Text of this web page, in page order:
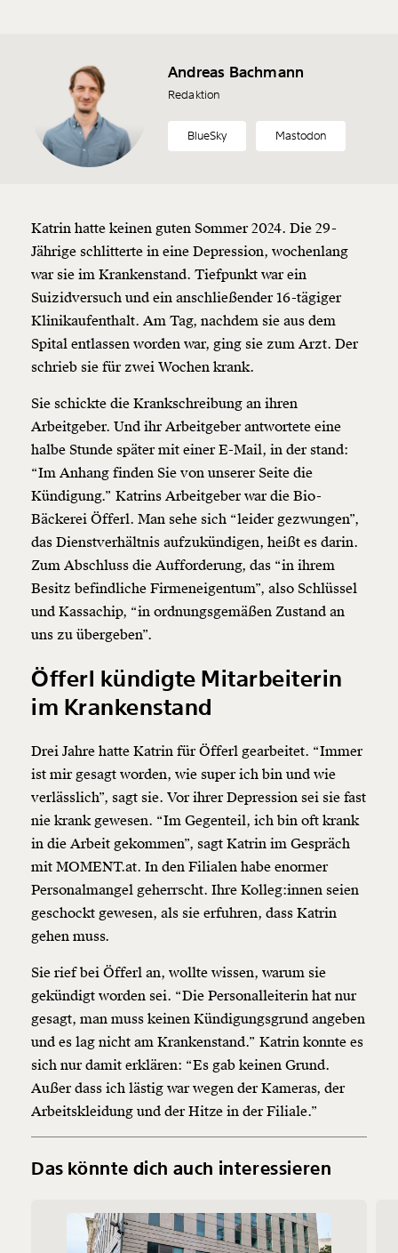
Andreas Bachmann
Redaktion
BlueSky Mastodon
Katrin hatte keinen guten Sommer 2024. Die 29-
Jährige schlitterte in eine Depression, wochenlang
war sie im Krankenstand. Tiefpunkt war ein
Suizidversuch und ein anschließender 16-tägiger
Klinikaufenthalt. Am Tag, nachdem sie aus dem
Spital entlassen worden war, ging sie zum Arzt. Der
schrieb sie für zwei Wochen krank.
Sie schickte die Krankschreibung an ihren
Arbeitgeber. Und ihr Arbeitgeber antwortete eine
halbe Stunde später mit einer E-Mail, in der stand:
“Im Anhang finden Sie von unserer Seite die
Kündigung.” Katrins Arbeitgeber war die Bio-
Bäckerei Öfferl. Man sehe sich “leider gezwungen”,
das Dienstverhältnis aufzukündigen, heißt es darin.
Zum Abschluss die Aufforderung, das “in ihrem
Besitz befindliche Firmeneigentum”, also Schlüssel
und Kassachip, “in ordnungsgemäßen Zustand an
uns zu übergeben”.
Öfferl kündigte Mitarbeiterin
im Krankenstand
Drei Jahre hatte Katrin für Öfferl gearbeitet. “Immer
ist mir gesagt worden, wie super ich bin und wie
verlässlich”, sagt sie. Vor ihrer Depression sei sie fast
nie krank gewesen. “Im Gegenteil, ich bin oft krank
in die Arbeit gekommen”, sagt Katrin im Gespräch
mit MOMENT.at. In den Filialen habe enormer
Personalmangel geherrscht. Ihre Kolleg:innen seien
geschockt gewesen, als sie erfuhren, dass Katrin
gehen muss.
Sie rief bei Öfferl an, wollte wissen, warum sie
gekündigt worden sei. “Die Personalleiterin hat nur
gesagt, man muss keinen Kündigungsgrund angeben
und es lag nicht am Krankenstand.” Katrin konnte es
sich nur damit erklären: “Es gab keinen Grund.
Außer dass ich lästig war wegen der Kameras, der
Arbeitskleidung und der Hitze in der Filiale.”
Das könnte dich auch interessieren